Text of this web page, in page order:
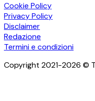
Cookie Policy
Privacy Policy
Disclaimer
Redazione
Termini e condizioni
Copyright 2021-2026 ©